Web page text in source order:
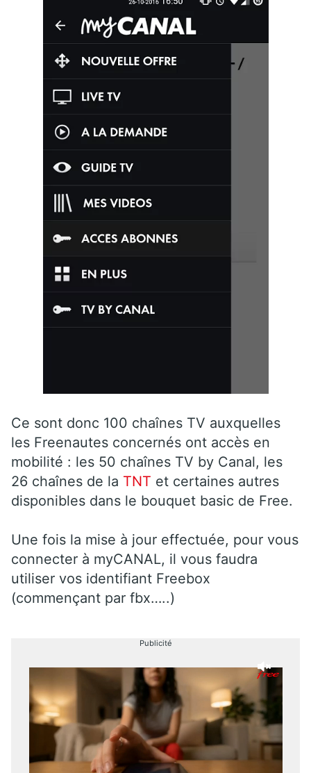
Ce sont donc 100 chaînes TV auxquelles
les Freenautes concernés ont accès en
mobilité : les 50 chaînes TV by Canal, les
26 chaînes de la TNT et certaines autres
disponibles dans le bouquet basic de Free.
Une fois la mise à jour effectuée, pour vous
connecter à myCANAL, il vous faudra
utiliser vos identifiant Freebox
(commençant par fbx…..)
Publicité